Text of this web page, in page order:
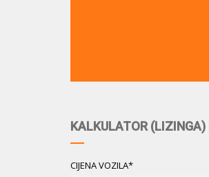
KALKULATOR (LIZINGA)
CIJENA VOZILA*